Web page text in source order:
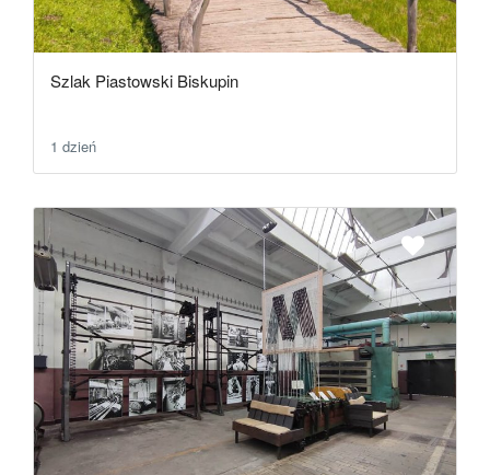
Szlak Piastowski Biskupin
1 dzień